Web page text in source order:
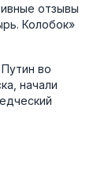
отзывы
Колобок»
во
начали